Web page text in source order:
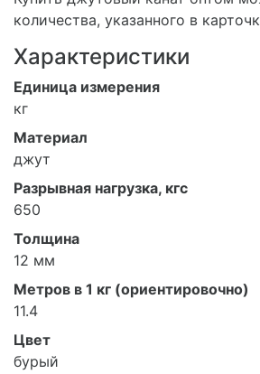
количества, указанного в
Характеристики
Единица измерения
кг
Материал
джут
Разрывная нагрузка, кгс
650
Толщина
12 мм
Метров в 1 кг (ориентировочно)
11.4
Цвет
бурый